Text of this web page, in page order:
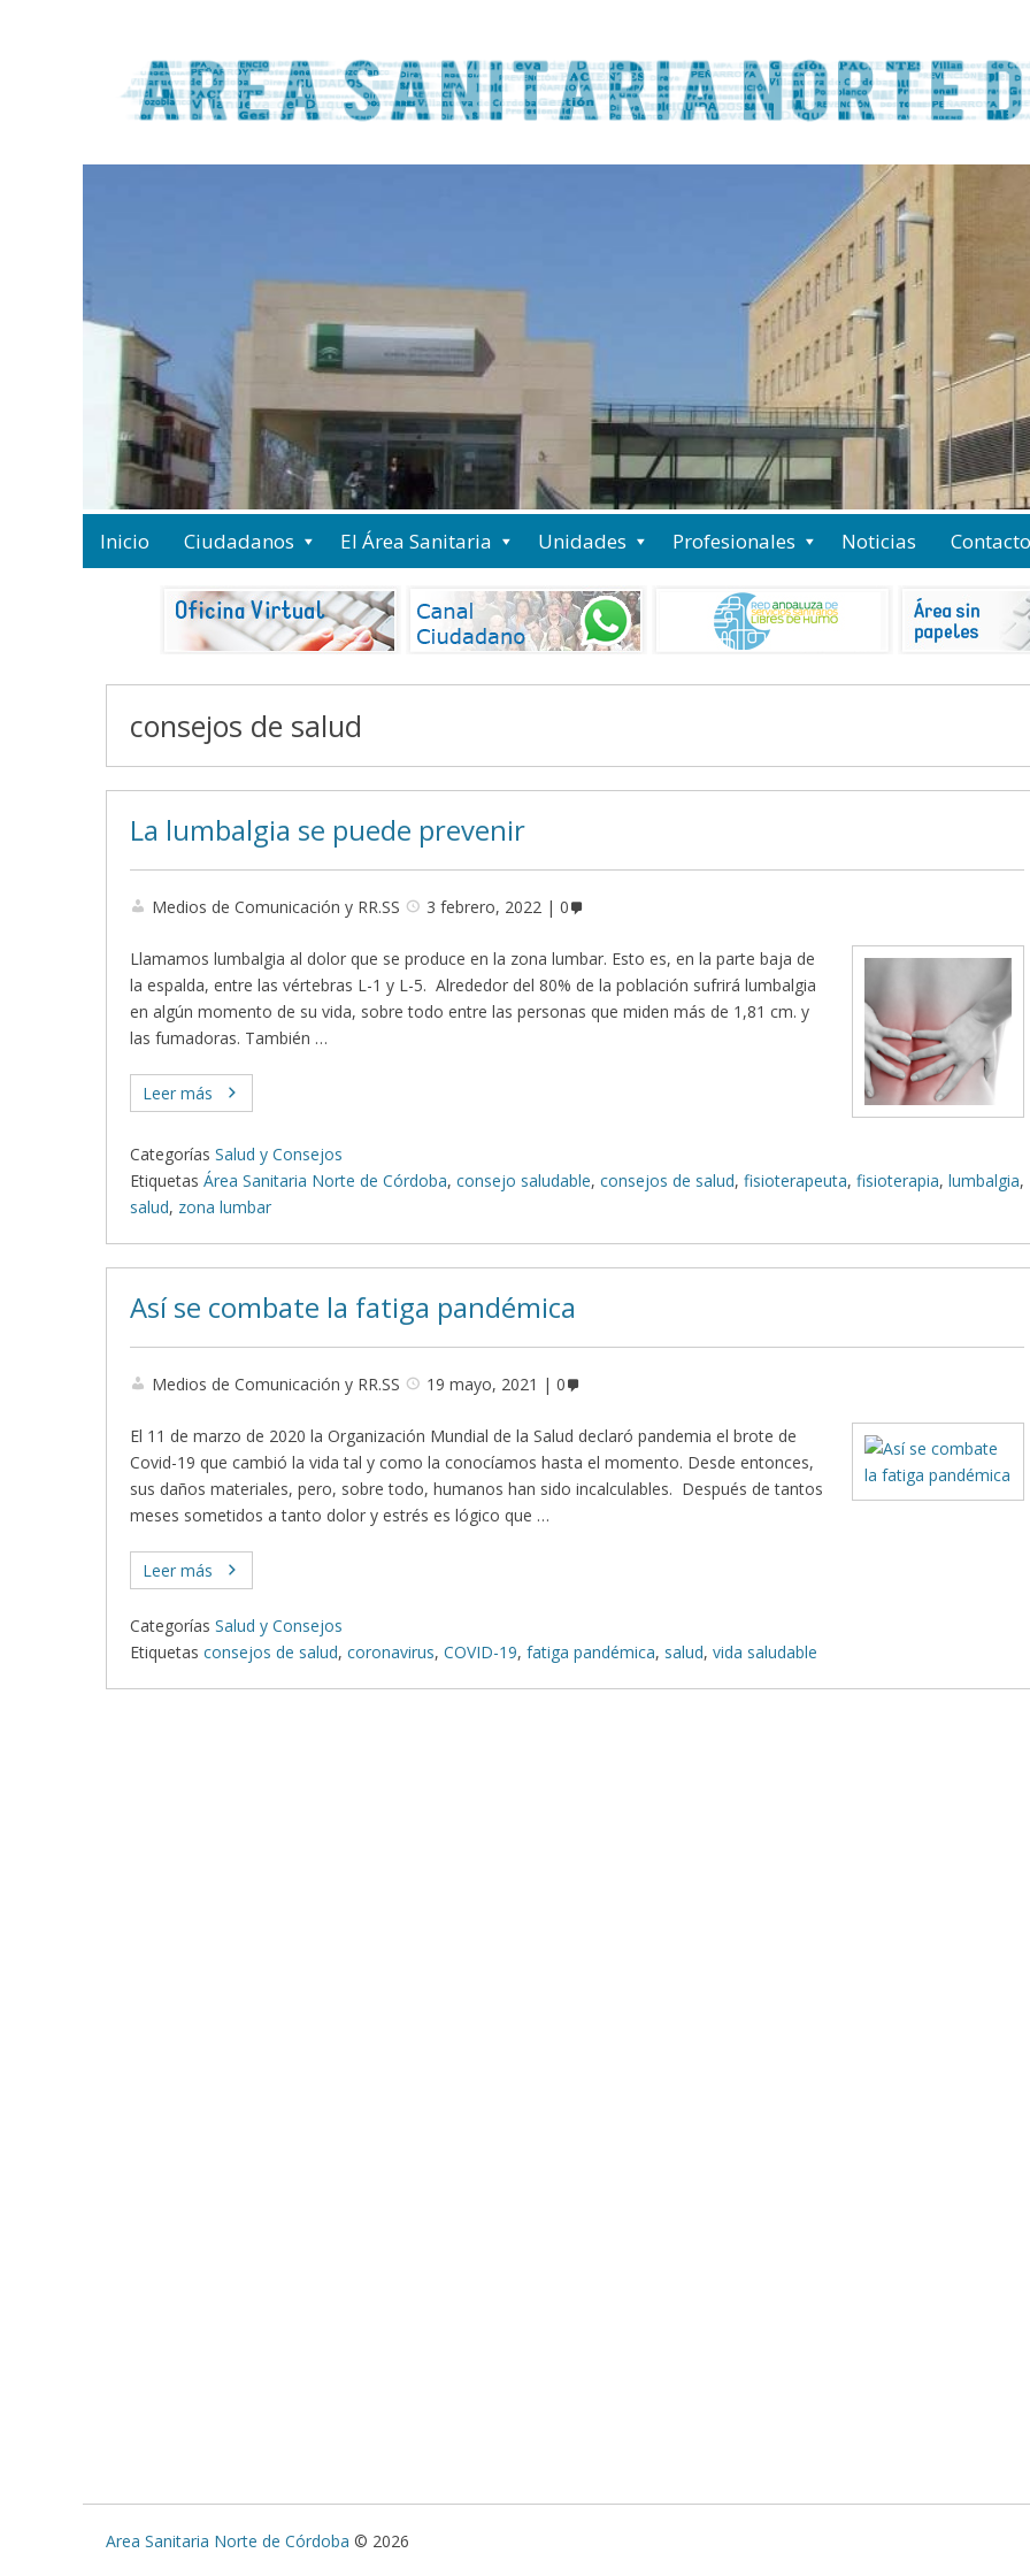
Inicio Ciudadanos El Área Sanitaria Unidades Profesionales Noticias Contacto
consejos de salud
La lumbalgia se puede prevenir
Medios de Comunicación y RR.SS 3 febrero, 2022 0
Llamamos lumbalgia al dolor que se produce en la zona lumbar. Esto es, en la parte baja de
la espalda, entre las vértebras L-1 y L-5. Alrededor del 80% de la población sufrirá lumbalgia
en algún momento de su vida, sobre todo entre las personas que miden más de 1,81 cm. y
las fumadoras. También …
Leer más
Categorías Salud y Consejos
Etiquetas Área Sanitaria Norte de Córdoba, consejo saludable, consejos de salud, fisioterapeuta, fisioterapia, lumbalgia,
salud, zona lumbar
Así se combate la fatiga pandémica
Medios de Comunicación y RR.SS 19 mayo, 2021 0
El 11 de marzo de 2020 la Organización Mundial de la Salud declaró pandemia el brote de
Covid-19 que cambió la vida tal y como la conocíamos hasta el momento. Desde entonces,
sus daños materiales, pero, sobre todo, humanos han sido incalculables. Después de tantos
meses sometidos a tanto dolor y estrés es lógico que …
Leer más
Categorías Salud y Consejos
Etiquetas consejos de salud, coronavirus, COVID-19, fatiga pandémica, salud, vida saludable
Area Sanitaria Norte de Córdoba © 2026